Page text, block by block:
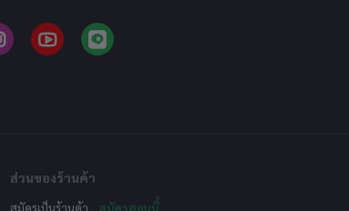
ส่วนของร้านค้า